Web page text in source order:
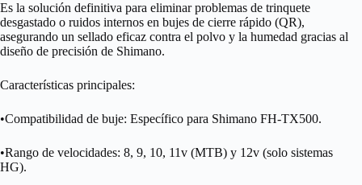
Es la solución definitiva para eliminar problemas de trinquete
desgastado o ruidos internos en bujes de cierre rápido (QR),
asegurando un sellado eficaz contra el polvo y la humedad gracias al
diseño de precisión de Shimano.
Características principales:
•Compatibilidad de buje: Específico para Shimano FH-TX500.
•Rango de velocidades: 8, 9, 10, 11v (MTB) y 12v (solo sistemas
HG).